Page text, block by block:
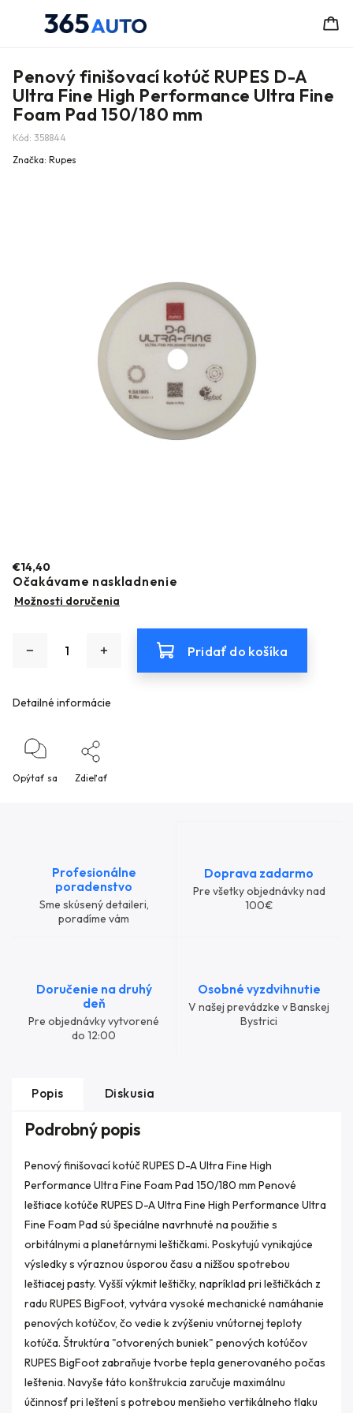
Penový finišovací kotúč RUPES D-A
Ultra Fine High Performance Ultra Fine
Foam Pad 150/180 mm
Kód: 358844
Značka: Rupes
€14,40
Očakávame naskladnenie
Možnosti doručenia
Pridať do košíka
Detailné informácie
Opýtať sa Zdieľať
Profesionálne
poradenstvo
Sme skúsený detaileri,
poradíme vám
Doprava zadarmo
Pre všetky objednávky nad
100€
Doručenie na druhý
deň
Pre objednávky vytvorené
do 12:00
Osobné vyzdvihnutie
V našej prevádzke v Banskej
Bystrici
Popis Diskusia
Podrobný popis
Penový finišovací kotúč RUPES D-A Ultra Fine High
Performance Ultra Fine Foam Pad 150/180 mm Penové
leštiace kotúče RUPES D-A Ultra Fine High Performance Ultra
Fine Foam Pad sú špeciálne navrhnuté na použitie s
orbitálnymi a planetárnymi leštičkami. Poskytujú vynikajúce
výsledky s výraznou úsporou času a nižšou spotrebou
leštiacej pasty. Vyšší výkmit leštičky, napríklad pri leštičkách z
radu RUPES BigFoot, vytvára vysoké mechanické namáhanie
penových kotúčov, čo vedie k zvýšeniu vnútornej teploty
kotúča. Štruktúra "otvorených buniek" penových kotúčov
RUPES BigFoot zabraňuje tvorbe tepla generovaného počas
leštenia. Navyše táto konštrukcia zaručuje maximálnu
účinnosť pri leštení s potrebou menšieho vertikálneho tlaku